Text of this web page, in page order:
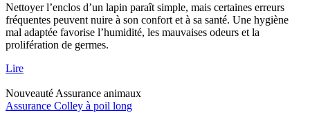
Nettoyer l’enclos d’un lapin paraît simple, mais certaines erreurs
fréquentes peuvent nuire à son confort et à sa santé. Une hygiène
mal adaptée favorise l’humidité, les mauvaises odeurs et la
prolifération de germes.
Lire
Nouveauté Assurance animaux
Assurance Colley à poil long